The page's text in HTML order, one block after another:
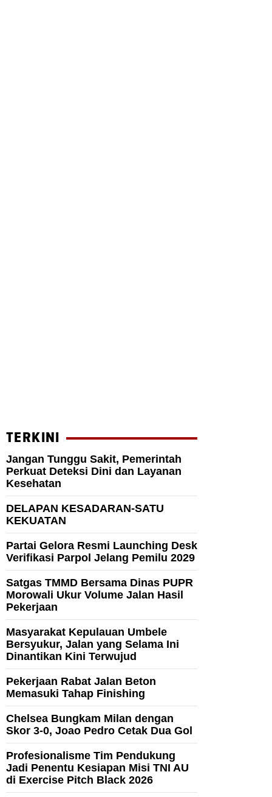
TERKINI
Jangan Tunggu Sakit, Pemerintah
Perkuat Deteksi Dini dan Layanan
Kesehatan
DELAPAN KESADARAN-SATU
KEKUATAN
Partai Gelora Resmi Launching Desk
Verifikasi Parpol Jelang Pemilu 2029
Satgas TMMD Bersama Dinas PUPR
Morowali Ukur Volume Jalan Hasil
Pekerjaan
Masyarakat Kepulauan Umbele
Bersyukur, Jalan yang Selama Ini
Dinantikan Kini Terwujud
Pekerjaan Rabat Jalan Beton
Memasuki Tahap Finishing
Chelsea Bungkam Milan dengan
Skor 3-0, Joao Pedro Cetak Dua Gol
Profesionalisme Tim Pendukung
Jadi Penentu Kesiapan Misi TNI AU
di Exercise Pitch Black 2026